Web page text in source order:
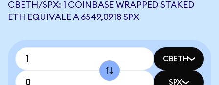
CBETH/SPX: 1 COINBASE WRAPPED STAKED
ETH EQUIVALE A 6549,0918 SPX
CBETH
SPX